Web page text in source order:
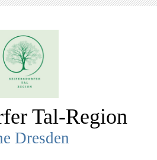
Tal-Region
Dresden